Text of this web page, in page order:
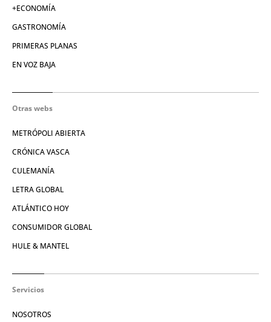
+ECONOMÍA
GASTRONOMÍA
PRIMERAS PLANAS
EN VOZ BAJA
Otras webs
METRÓPOLI ABIERTA
CRÓNICA VASCA
CULEMANÍA
LETRA GLOBAL
ATLÁNTICO HOY
CONSUMIDOR GLOBAL
HULE & MANTEL
Servicios
NOSOTROS